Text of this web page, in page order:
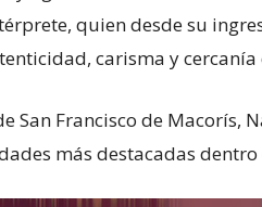
quien desde su
carisma y cercanía
San Francisco de Macorís,
más destacadas dentro